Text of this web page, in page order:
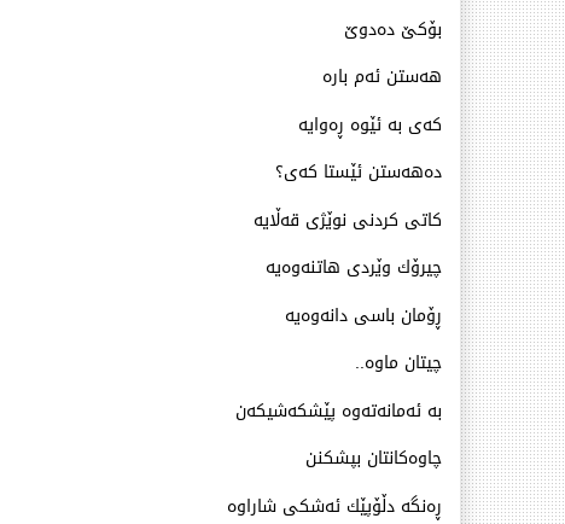
بۆكێ دەدوێ
هه‌ستن ئه‌م باره‌
كه‌ی به‌ ئێوه‌ ڕه‌وایه‌
ده‌هه‌ستن ئێستا كه‌ی؟
كاتی كردنی نوێژی قه‌ڵایه‌
چیرۆك وێردی هاتنه‌وه‌یه‌
ڕۆمان باسی دانه‌وه‌یه‌
چیتان ماوه‌..
به‌ ئه‌مانه‌ته‌وه‌ پێشكه‌شیكه‌ن
چاوه‌كانتان بپشكنن
ڕه‌نگه‌ دڵۆپێك ئه‌شكی شاراوه‌